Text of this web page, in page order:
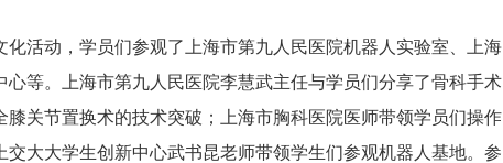
活动，学员们参观了上海市第九人民医院机器人实验室、上海
等。上海市第九人民医院李慧武主任与学员们分享了骨科手术
关节置换术的技术突破；上海市胸科医院医师带领学员们操作
大大学生创新中心武书昆老师带领学生们参观机器人基地。参